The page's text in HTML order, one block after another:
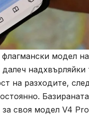
модел
надхвърляйки
на разходите,
своя модел V4